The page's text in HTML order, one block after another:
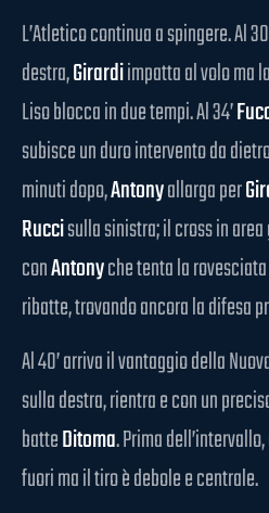
L’Atletico continua a spingere. Al
destra,Girardiimpatta al volo ma
Liso blocca in due tempi. Al 34’
subisce un duro intervento da
minuti dopo,Antonyallarga per
Ruccisulla sinistra; il cross in
conAntonyche tenta la
ribatte, trovando ancora la difesa
Al 40’ arriva il vantaggio della
sulla destra, rientra e con un
batteDitoma. Prima
fuori ma il tiro è debole e centrale.